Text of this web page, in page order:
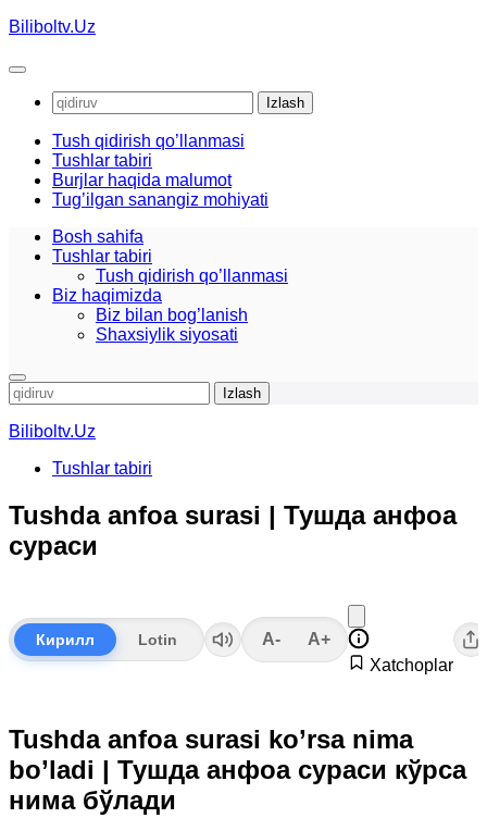
Skip
content
Biliboltv.Uz
Qidirshish:
Tush qidirish qo’llanmasi
Tushlar tabiri
Burjlar haqida malumot
Tug’ilgan sanangiz mohiyati
Bosh sahifa
Tushlar tabiri
Tush qidirish qo’llanmasi
Biz haqimizda
Biz bilan bog’lanish
Shaxsiylik siyosati
Qidirshish:
Biliboltv.Uz
Tushlar tabiri
Tushda anfoa surasi | Тушда анфоа
сураси
Кирилл Lotin A-
A+
Xatchoplar
Tushda anfoa surasi ko’rsa nima
bo’ladi | Тушда анфоа сураси кўрса
нима бўлади